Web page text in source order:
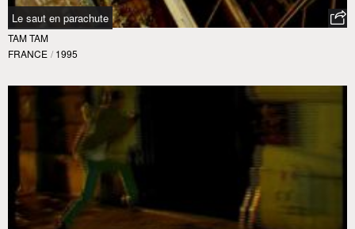
Le saut en parachute
TAM TAM
FRANCE / 1995